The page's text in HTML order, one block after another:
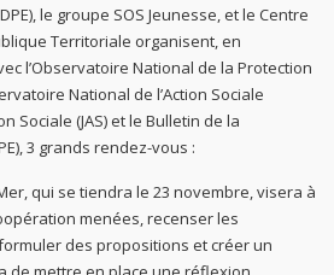
le groupe SOS Jeunesse, et le Centre
Territoriale organisent, en
l’Observatoire National de la Protection
National de l’Action Sociale
Sociale (JAS) et le Bulletin de la
3 grands rendez-vous :
qui se tiendra le 23 novembre, visera à
menées, recenser les
des propositions et créer un